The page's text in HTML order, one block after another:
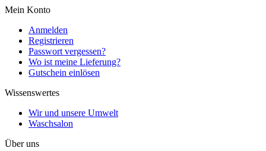
Mein Konto
Anmelden
Registrieren
Passwort vergessen?
Wo ist meine Lieferung?
Gutschein einlösen
Wissenswertes
Wir und unsere Umwelt
Waschsalon
Über uns